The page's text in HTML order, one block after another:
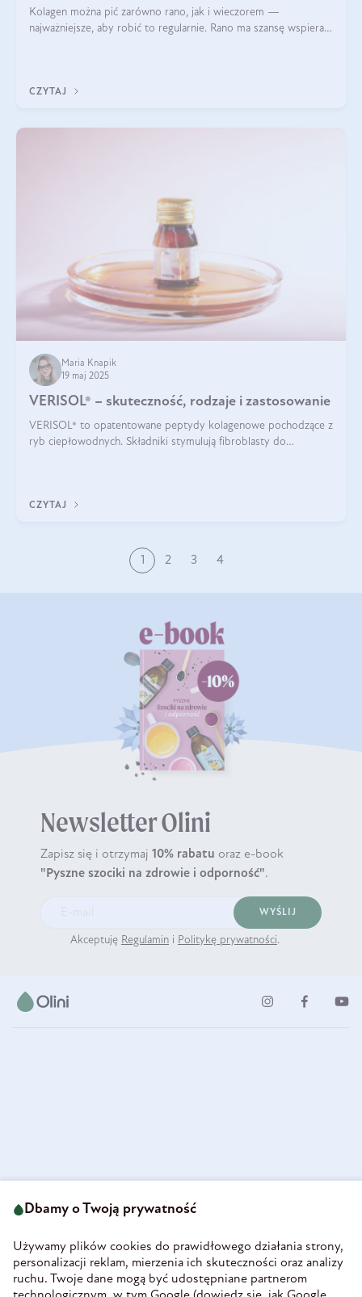
Kolagen można pić zarówno rano, jak i wieczorem —
najważniejsze, aby robić to regularnie. Rano ma szansę wspierać
CZYTAJ
Maria Knapik
19 maj 2025
VERISOL® – skuteczność, rodzaje i zastosowanie
VERISOL® to opatentowane peptydy kolagenowe pochodzące z
ryb ciepłowodnych. Składniki stymulują fibroblasty do
CZYTAJ
1 2 3 4
Newsletter Olini
Zapisz się i otrzymaj 10% rabatu oraz e-book
"Pyszne szociki na zdrowie i odporność".
WYŚLIJ
Akceptuję Regulamin i Politykę prywatności.
58-160 Świebodzice
REGON 890213034
INFORMACJE
Dbamy o Twoją prywatność
Używamy plików cookies do prawidłowego działania strony,
personalizacji reklam, mierzenia ich skuteczności oraz analizy
ruchu. Twoje dane mogą być udostępniane partnerom